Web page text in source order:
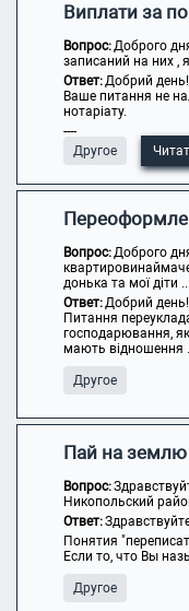
Виплати за
Вопрос:Доброго
записаний на них ,
Ответ:Добрий день!
Ваше питання не
нотаріату.
----
Другое
Вопрос:Доброго
донька та мої діти ...
Ответ:Добрий день!
Питання
господарювання,
мають відношення
Другое
Пай на землю
Вопрос:
Никопольский
Ответ:
Понятия
Если то, что Вы
Другое